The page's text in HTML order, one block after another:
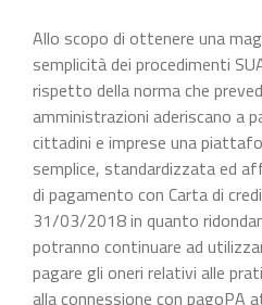
Allo scopo di ottenere una
semplicità dei procedimenti
rispetto della norma che
amministrazioni aderiscano a
cittadini e imprese una
semplice, standardizzata ed
di pagamento con Carta di
31/03/2018 in quanto
potranno continuare ad
pagare gli oneri relativi alle
alla connessione con pagoPA